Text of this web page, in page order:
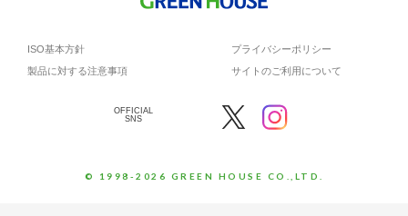
ISO基本方針
プライバシーポリシー
製品に対する注意事項
サイトのご利用について
OFFICIAL
SNS
© 1998-2026 GREEN HOUSE CO.,LTD.